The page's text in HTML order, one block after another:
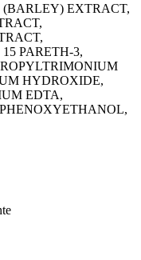
EXTRACT,
PARETH-3,
HYDROXIDE,
EDTA,